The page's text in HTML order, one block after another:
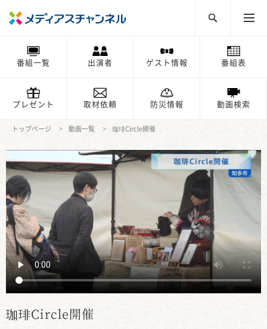
番組一覧 出演者 ゲスト情報 番組表
プレゼント 取材依頼 防災情報 動画検索
トップページ 動画一覧 珈琲Circle開催
珈琲Circle開催